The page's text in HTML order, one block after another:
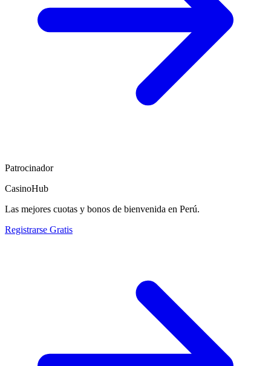
Patrocinador
CasinoHub
Las mejores cuotas y bonos de bienvenida en Perú.
Registrarse Gratis